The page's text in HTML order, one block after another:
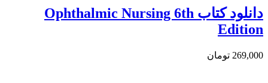
دانلود کتاب Ophthalmic Nursing 6th
Edition
269,000 تومان